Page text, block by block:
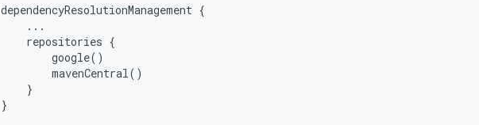
dependencyResolutionManagement {
    ...
    repositories {
        google()
        mavenCentral()
    }